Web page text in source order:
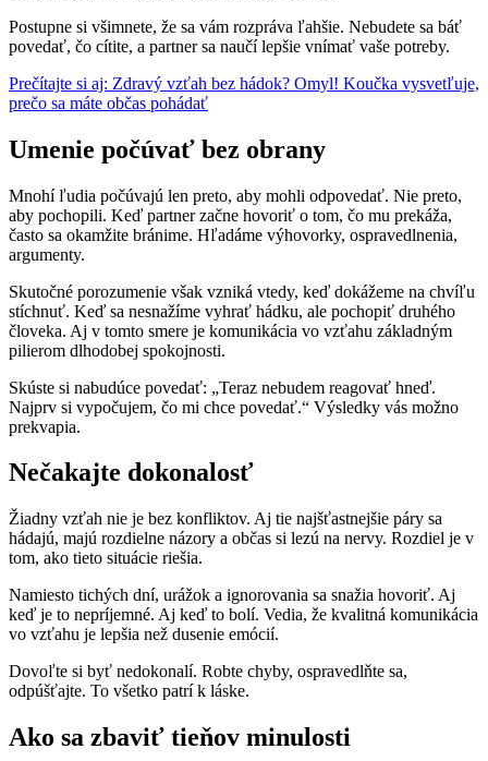
Postupne si všimnete, že sa vám rozpráva ľahšie. Nebudete sa báť
povedať, čo cítite, a partner sa naučí lepšie vnímať vaše potreby.
Prečítajte si aj: Zdravý vzťah bez hádok? Omyl! Koučka vysvetľuje,
prečo sa máte občas pohádať
Umenie počúvať bez obrany
Mnohí ľudia počúvajú len preto, aby mohli odpovedať. Nie preto,
aby pochopili. Keď partner začne hovoriť o tom, čo mu prekáža,
často sa okamžite bránime. Hľadáme výhovorky, ospravedlnenia,
argumenty.
Skutočné porozumenie však vzniká vtedy, keď dokážeme na chvíľu
stíchnuť. Keď sa nesnažíme vyhrať hádku, ale pochopiť druhého
človeka. Aj v tomto smere je komunikácia vo vzťahu základným
pilierom dlhodobej spokojnosti.
Skúste si nabudúce povedať: „Teraz nebudem reagovať hneď.
Najprv si vypočujem, čo mi chce povedať.“ Výsledky vás možno
prekvapia.
Nečakajte dokonalosť
Žiadny vzťah nie je bez konfliktov. Aj tie najšťastnejšie páry sa
hádajú, majú rozdielne názory a občas si lezú na nervy. Rozdiel je v
tom, ako tieto situácie riešia.
Namiesto tichých dní, urážok a ignorovania sa snažia hovoriť. Aj
keď je to nepríjemné. Aj keď to bolí. Vedia, že kvalitná komunikácia
vo vzťahu je lepšia než dusenie emócií.
Dovoľte si byť nedokonalí. Robte chyby, ospravedlňte sa,
odpúšťajte. To všetko patrí k láske.
Ako sa zbaviť tieňov minulosti